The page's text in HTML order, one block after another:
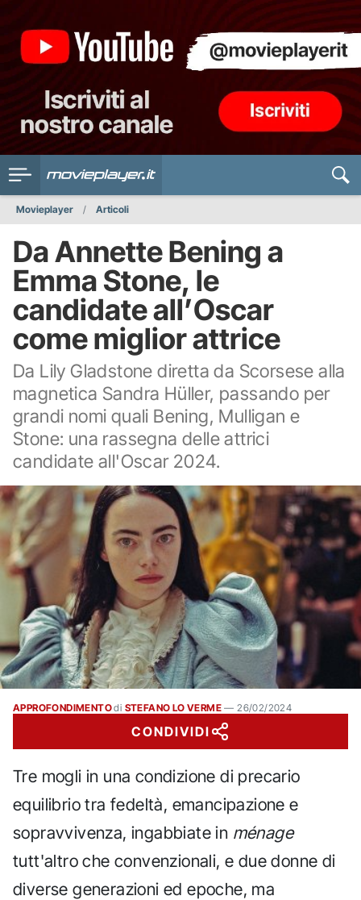
Movieplayer Articoli
Da Annette Bening a
Emma Stone, le
candidate all’Oscar
come miglior attrice
Da Lily Gladstone diretta da Scorsese alla
magnetica Sandra Hüller, passando per
grandi nomi quali Bening, Mulligan e
Stone: una rassegna delle attrici
candidate all'Oscar 2024.
APPROFONDIMENTOdi STEFANO LO VERME —26/02/2024
CONDIVIDI
Tre mogli in una condizione di precario
equilibrio tra fedeltà, emancipazione e
sopravvivenza, ingabbiate in ménage
tutt'altro che convenzionali, e due donne di
diverse generazioni ed epoche, ma